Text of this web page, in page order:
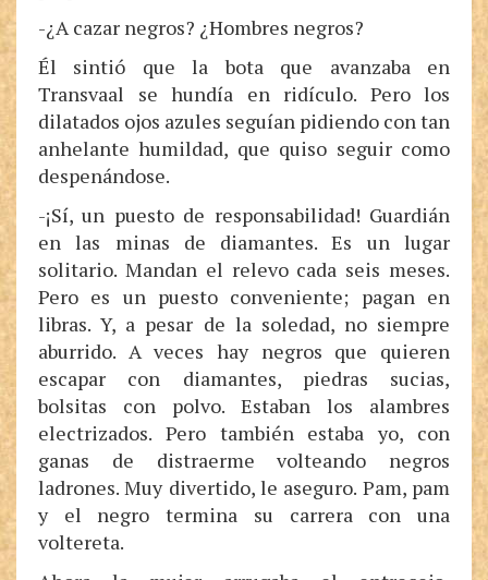
-¿A cazar negros? ¿Hombres negros?
Él sintió que la bota que avanzaba en
Transvaal se hundía en ridículo. Pero los
dilatados ojos azules seguían pidiendo con tan
anhelante humildad, que quiso seguir como
despenándose.
-¡Sí, un puesto de responsabilidad! Guardián
en las minas de diamantes. Es un lugar
solitario. Mandan el relevo cada seis meses.
Pero es un puesto conveniente; pagan en
libras. Y, a pesar de la soledad, no siempre
aburrido. A veces hay negros que quieren
escapar con diamantes, piedras sucias,
bolsitas con polvo. Estaban los alambres
electrizados. Pero también estaba yo, con
ganas de distraerme volteando negros
ladrones. Muy divertido, le aseguro. Pam, pam
y el negro termina su carrera con una
voltereta.